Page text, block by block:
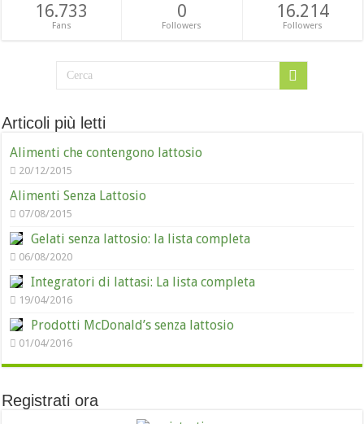
16.733
Fans
0
Followers
16.214
Followers
Articoli più letti
Alimenti che contengono lattosio
20/12/2015
Alimenti Senza Lattosio
07/08/2015
Gelati senza lattosio: la lista completa
06/08/2020
Integratori di lattasi: La lista completa
19/04/2016
Prodotti McDonald’s senza lattosio
01/04/2016
Registrati ora